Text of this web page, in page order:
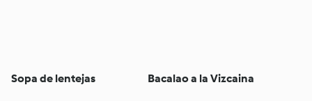
Sopa de lentejas Bacalao a la Vizcaina